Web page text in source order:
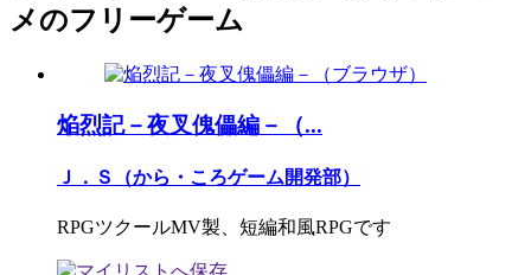
メのフリーゲーム
焔烈記－夜叉傀儡編－（...
Ｊ．Ｓ（から・ころゲーム開発部）
RPGツクールMV製、短編和風RPGです